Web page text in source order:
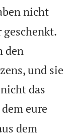
nicht
den
und sie
das
eure
dem